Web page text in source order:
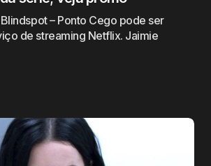
– Ponto Cego pode ser
de streaming Netflix. Jaimie